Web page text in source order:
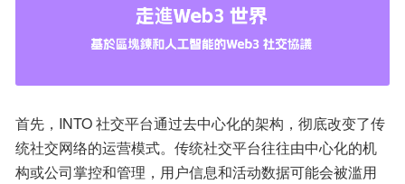
首先，INTO 社交平台通过去中心化的架构，彻底改变了传
统社交网络的运营模式。传统社交平台往往由中心化的机
构或公司掌控和管理，用户信息和活动数据可能会被滥用